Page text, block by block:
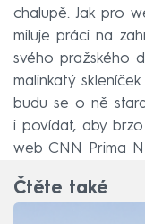
chalupě. Jak pro
miluje práci na
svého pražského
malinkatý
budu se o ně
i povídat, aby brzo
web CNN Prima
Čtěte také